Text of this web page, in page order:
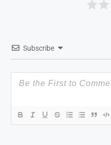
Subscribe